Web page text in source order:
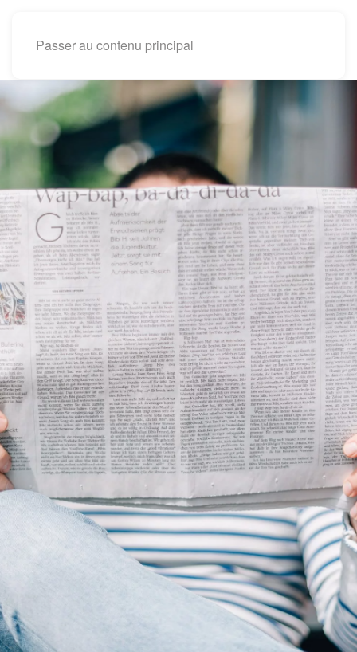
Passer au contenu principal